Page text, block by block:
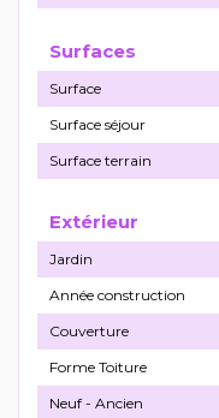
Surfaces
Surface
Surface séjour
Surface terrain
Extérieur
Jardin
Année construction
Couverture
Forme Toiture
Neuf - Ancien